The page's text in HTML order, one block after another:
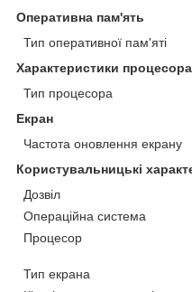
Оперативна пам'ять
Тип оперативної пам'яті
Характеристики процесора
Тип процесора
Екран
Частота оновлення екрану
Користувальницькі
Дозвіл
Операційна система
Процесор
Тип екрана